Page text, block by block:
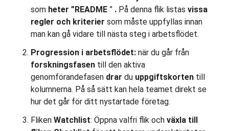
som heter ”README ” . På denna flik listas vissa
regler och kriterier som måste uppfyllas innan
man kan gå vidare till nästa steg i arbetsflödet.
Progression i arbetsflödet: när du går från
forskningsfasen till den aktiva
genomförandefasen drar du uppgiftskorten till
kolumnerna. På så sätt kan hela teamet direkt se
hur det går för ditt nystartade företag.
Fliken Watchlist: Öppna valfri flik och växla till